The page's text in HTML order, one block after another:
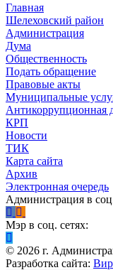
Главная
Шелеховский район
Администрация
Дума
Общественность
Подать обращение
Правовые акты
Муниципальные
Антикоррупционная
КРП
Новости
ТИК
Карта сайта
Архив
Электронная очередь
Администрация в
Мэр в соц. сетях:
© 2026 г.
Разработка сайта: